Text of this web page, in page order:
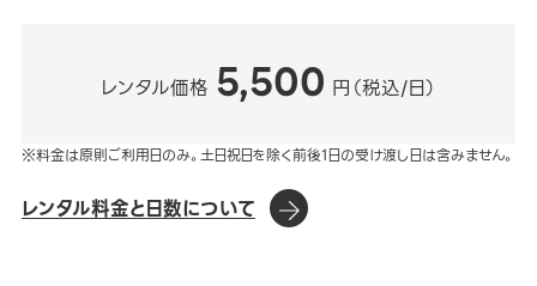
レンタル価格 5,500 円（税込/日）
※料金は原則ご利用日のみ。土日祝日を除く前後1日の受け渡し日は含みません。
レンタル料金と日数について